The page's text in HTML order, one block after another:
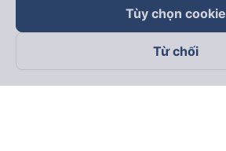
Theo dõi chúng tôi trên
Tùy chọn cookie
Từ chối